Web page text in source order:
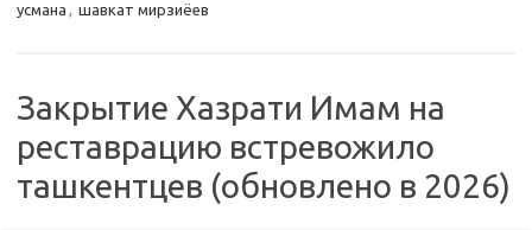
усмана , шавкат мирзиёев
Закрытие Хазрати Имам на
реставрацию встревожило
ташкентцев (обновлено в 2026)